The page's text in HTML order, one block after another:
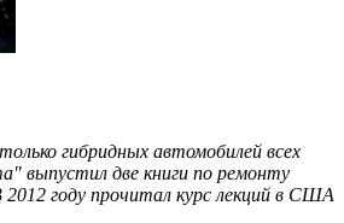
гибридных автомобилей всех
выпустил две книги по ремонту
2012 году прочитал курс лекций в США